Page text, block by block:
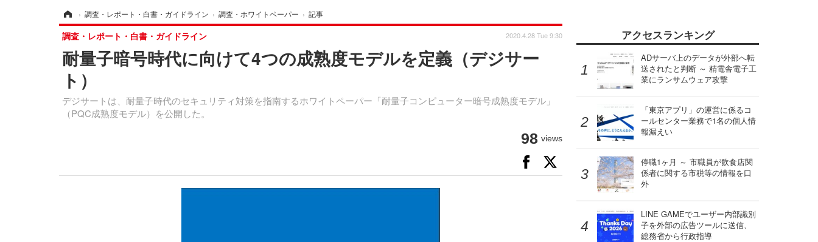
› 調査・レポート・白書・ガイドライン › 調査・ホワイトペーパー › 記事
耐量子暗号時代に向けて4つの成熟度モデルを定義（デジサー
ト）
デジサートは、耐量子時代のセキュリティ対策を指南するホワイトペーパー「耐量子コンピューター暗号成熟度モデル」
（PQC成熟度モデル）を公開した。
調査・レポート・白書・ガイドライン 2020.4.28 Tue 9:30
98 views
アクセスランキング
ADサーバ上のデータが外部へ転
送されたと判断 ～ 精電舎電子工
業にランサムウェア攻撃
「東京アプリ」の運営に係るコ
ールセンター業務で1名の個人情
報漏えい
停職1ヶ月 ～ 市職員が飲食店関
係者に関する市税等の情報を口
外
LINE GAMEでユーザー内部識別
子を外部の広告ツールに送信、
総務省から行政指導